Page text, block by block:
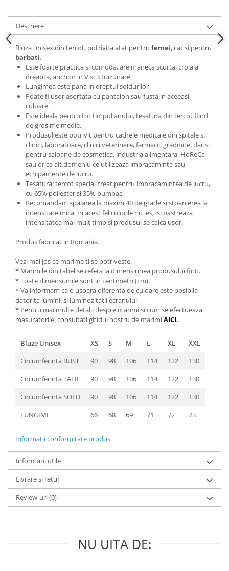
Descriere
Bluza unisex din tercot, potrivita atat pentru femei, cat si pentru
barbati.
Este foarte practica si comoda, are maneca scurta, croiala
dreapta, anchior in V si 3 buzunare
Lungimea este pana in dreptul soldurilor
Poate fi usor asortata cu pantalon sau fusta in aceeasi
culoare.
Este ideala pentru tot timpul anului, tesatura din tercot fiind
de grosime medie.
Produsul este potrivit pentru cadrele medicale din spitale si
clinici, laboratoare, clinici veterinare, farmacii, gradinite, dar si
pentru saloane de cosmetica, industria alimentara, HoReCa
sau orice alt domeniu ce utilizeaza imbracaminte sau
echipamente de lucru.
Tesatura: tercot special creat pentru imbracamintea de lucru,
cu 65% poliester si 35% bumbac.
Recomandam spalarea la maxim 40 de grade si stoarcerea la
intensitate mica. In acest fel culorile nu ies, isi pastreaza
intensitatea mai mult timp si produsul se calca usor.
Produs fabricat in Romania.
Vezi mai jos ce marime ti se potriveste.
* Marimile din tabel se refera la dimensiunea produsului finit.
* Toate dimensiunile sunt in centimetri (cm).
* Va informam ca o usoara diferenta de culoare este posibila
datorita luminii si luminozitatii ecranului.
* Pentru mai multe detalii despre marimi si cum se efectueaza
masuratorile, consultati ghidul nostru de marimiAICI.
Bluze Unisex XS S M L XL
XXL
Circumferinta BUST
90 98 106 114 122
130
Circumferinta TALIE
90 98 106 114 122
130
Circumferinta SOLD
90 98 106 114 122
130
LUNGIME
66 68 69 71 72 73
Informatii conformitate produs
Informatii utile
Livrare si retur
Review-uri(0)
NU UITA DE: